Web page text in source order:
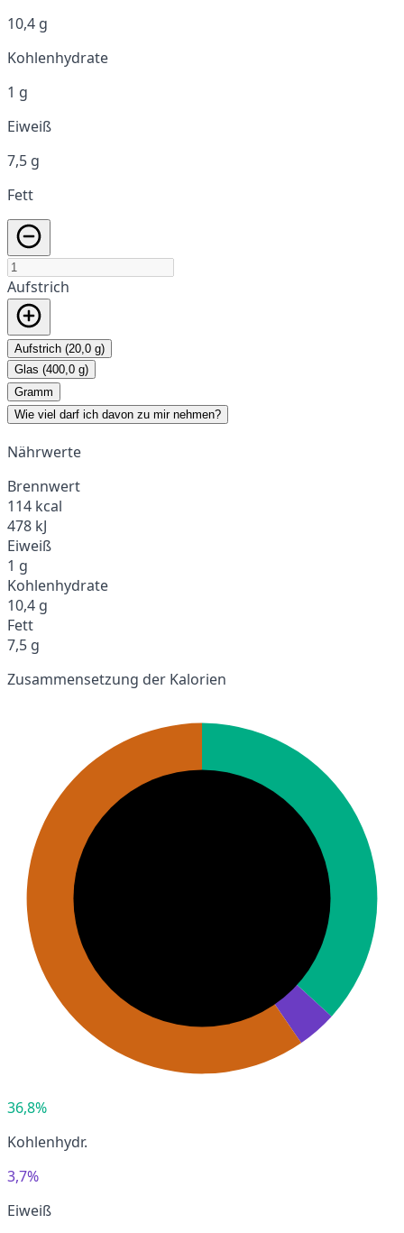
10,4 g
Kohlenhydrate
1 g
Eiweiß
7,5 g
Fett
Aufstrich
Aufstrich (20,0 g)
Glas (400,0 g)
Gramm
Wie viel darf ich davon zu mir nehmen?
Nährwerte
Brennwert
114 kcal
478 kJ
Eiweiß
1 g
Kohlenhydrate
10,4 g
Fett
7,5 g
Zusammensetzung der Kalorien
36,8%
Kohlenhydr.
3,7%
Eiweiß